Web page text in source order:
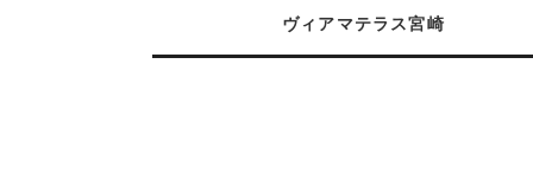
ヴィアマテラス宮崎